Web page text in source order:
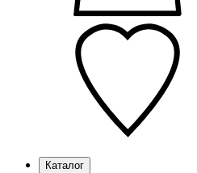
Каталог